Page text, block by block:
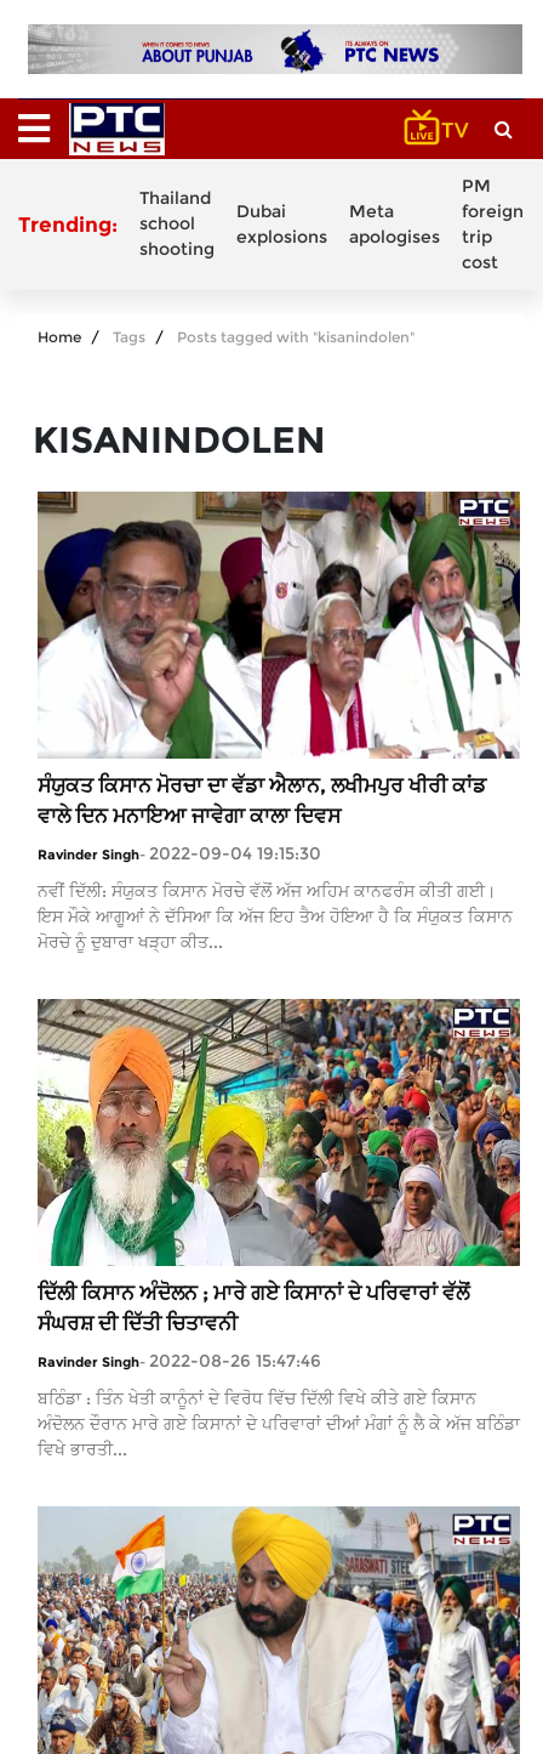
Trending:
Thailand
school
shooting
Dubai
explosions
Meta
apologises
PM
foreign
trip
cost
Home Tags Posts tagged with "kisanindolen"
KISANINDOLEN
ਸੰਯੁਕਤ ਕਿਸਾਨ ਮੋਰਚਾ ਦਾ ਵੱਡਾ ਐਲਾਨ, ਲਖੀਮਪੁਰ ਖੀਰੀ ਕਾਂਡ
ਵਾਲੇ ਦਿਨ ਮਨਾਇਆ ਜਾਵੇਗਾ ਕਾਲਾ ਦਿਵਸ
Ravinder Singh- 2022-09-04 19:15:30
ਨਵੀਂ ਦਿੱਲੀ: ਸੰਯੁਕਤ ਕਿਸਾਨ ਮੋਰਚੇ ਵੱਲੋਂ ਅੱਜ ਅਹਿਮ ਕਾਨਫਰੰਸ ਕੀਤੀ ਗਈ।
ਇਸ ਮੌਕੇ ਆਗੂਆਂ ਨੇ ਦੱਸਿਆ ਕਿ ਅੱਜ ਇਹ ਤੈਅ ਹੋਇਆ ਹੈ ਕਿ ਸੰਯੁਕਤ ਕਿਸਾਨ
ਮੋਰਚੇ ਨੂੰ ਦੁਬਾਰਾ ਖੜ੍ਹਾ ਕੀਤ...
ਦਿੱਲੀ ਕਿਸਾਨ ਅੰਦੋਲਨ ; ਮਾਰੇ ਗਏ ਕਿਸਾਨਾਂ ਦੇ ਪਰਿਵਾਰਾਂ ਵੱਲੋਂ
ਸੰਘਰਸ਼ ਦੀ ਦਿੱਤੀ ਚਿਤਾਵਨੀ
Ravinder Singh- 2022-08-26 15:47:46
ਬਠਿੰਡਾ : ਤਿੰਨ ਖੇਤੀ ਕਾਨੂੰਨਾਂ ਦੇ ਵਿਰੋਧ ਵਿੱਚ ਦਿੱਲੀ ਵਿਖੇ ਕੀਤੇ ਗਏ ਕਿਸਾਨ
ਅੰਦੋਲਨ ਦੌਰਾਨ ਮਾਰੇ ਗਏ ਕਿਸਾਨਾਂ ਦੇ ਪਰਿਵਾਰਾਂ ਦੀਆਂ ਮੰਗਾਂ ਨੂੰ ਲੈ ਕੇ ਅੱਜ ਬਠਿੰਡਾ
ਵਿਖੇ ਭਾਰਤੀ...